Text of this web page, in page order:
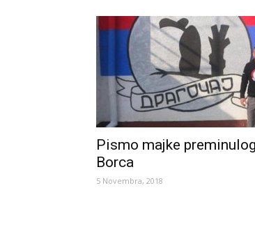
Pismo majke
Borca
5 Novembra, 2018